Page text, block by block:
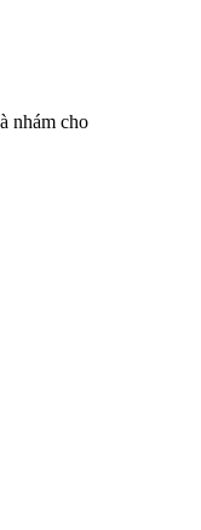
nhám cho